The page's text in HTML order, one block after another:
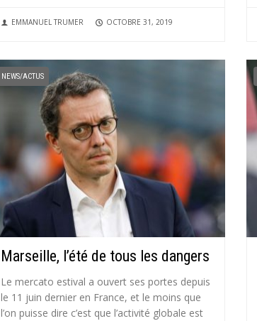
EMMANUEL TRUMER OCTOBRE 31, 2019
NEWS/ACTUS
Marseille, l’été de tous les dangers
Le mercato estival a ouvert ses portes depuis
le 11 juin dernier en France, et le moins que
l’on puisse dire c’est que l’activité globale est